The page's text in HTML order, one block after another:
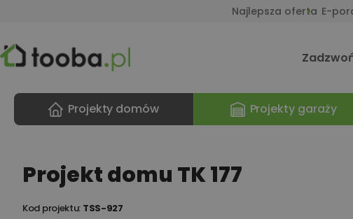
Najlepsza oferta E-
Projekty domów Projekty garaży
Projekt domu TK 177
Kod projektu: TSS-927